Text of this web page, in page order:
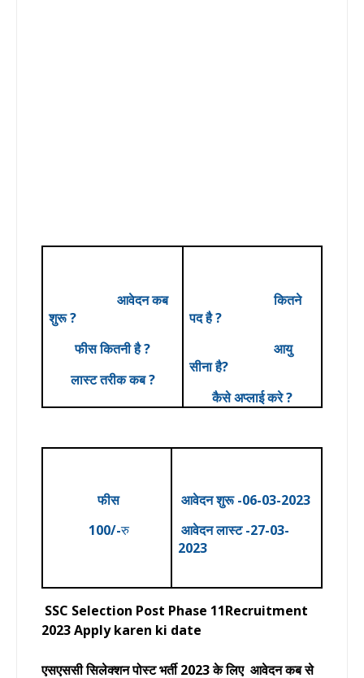
आवेदन कब
शुरू ?
फीस कितनी है ?
लास्ट तरीक कब ?
कितने
पद है ?
आयु
सीना है?
कैसे अप्लाई करे ?
फीस
100/-रु
आवेदनशुरू -06-03-2023
आवेदनलास्ट -27-03-
2023
SSC Selection Post Phase 11Recruitment
2023 Apply karen ki date
एसएससी सिलेक्शन पोस्ट भर्ती 2023के लिए आवेदन कब से